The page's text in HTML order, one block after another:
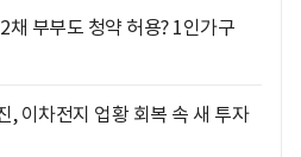
채 부부도 청약 허용? 1인가구
, 이차전지 업황 회복 속 새 투자